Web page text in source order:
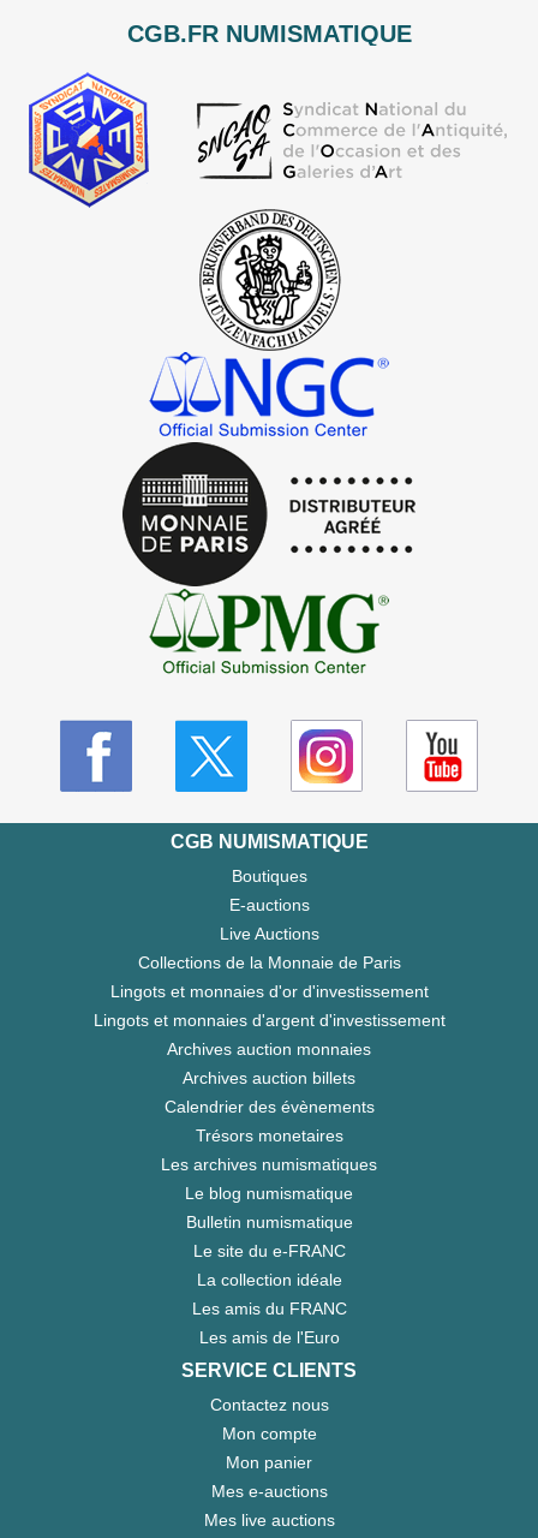
CGB.FR NUMISMATIQUE
CGB NUMISMATIQUE
Boutiques
E-auctions
Live Auctions
Collections de la Monnaie de Paris
Lingots et monnaies d'or d'investissement
Lingots et monnaies d'argent d'investissement
Archives auction monnaies
Archives auction billets
Calendrier des évènements
Trésors monetaires
Les archives numismatiques
Le blog numismatique
Bulletin numismatique
Le site du e-FRANC
La collection idéale
Les amis du FRANC
Les amis de l'Euro
SERVICE CLIENTS
Contactez nous
Mon compte
Mon panier
Mes e-auctions
Mes live auctions